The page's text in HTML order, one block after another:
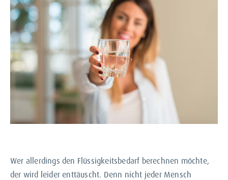
Wer allerdings den Flüssigkeitsbedarf berechnen möchte,
der wird leider enttäuscht. Denn nicht jeder Mensch